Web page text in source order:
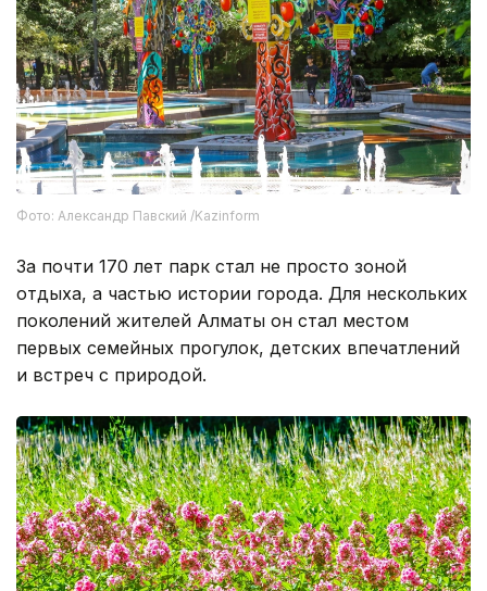
Фото: Александр Павский /Kazinform
За почти 170 лет парк стал не просто зоной
отдыха, а частью истории города. Для нескольких
поколений жителей Алматы он стал местом
первых семейных прогулок, детских впечатлений
и встреч с природой.